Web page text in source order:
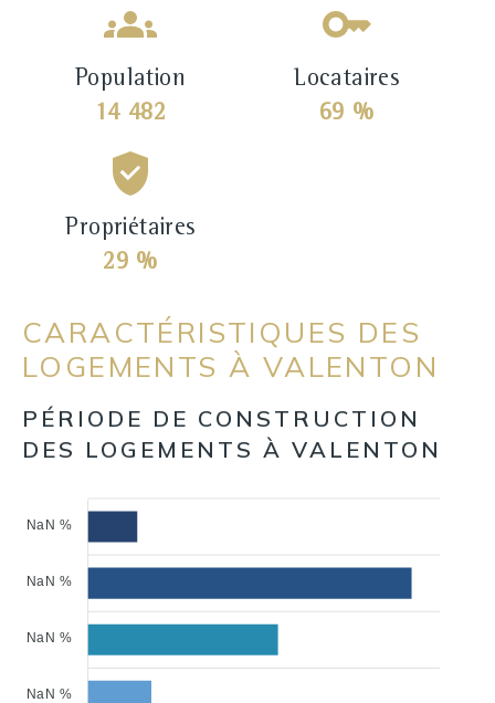
Population
14 482
Locataires
69 %
Propriétaires
29 %
CARACTÉRISTIQUES DES
LOGEMENTS À VALENTON
PÉRIODE DE CONSTRUCTION
DES LOGEMENTS À VALENTON
NaN %
NaN %
NaN %
NaN %